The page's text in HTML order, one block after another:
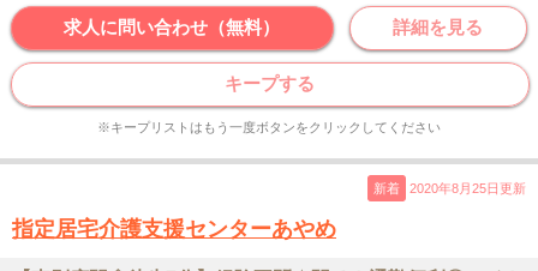
求人に問い合わせ（無料） 詳細を見る
キープする
※キープリストはもう一度ボタンをクリックしてください
新着 2020年8月25日更新
指定居宅介護支援センターあやめ